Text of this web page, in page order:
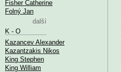
Fisher Catherine
Folný Jan
další
K - O
Kazancev Alexander
Kazantzakis Nikos
King Stephen
King William